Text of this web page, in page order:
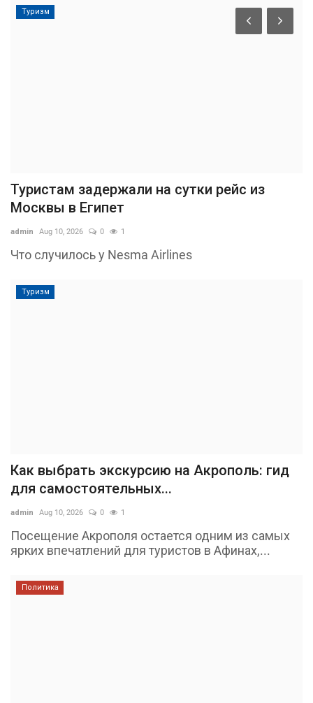
Туризм
Туристам задержали на сутки рейс из
Москвы в Египет
admin Aug 10, 2026 0 1
Что случилось у Nesma Airlines
Туризм
Как выбрать экскурсию на Акрополь: гид
для самостоятельных...
admin Aug 10, 2026 0 1
Посещение Акрополя остается одним из самых
ярких впечатлений для туристов в Афинах,...
Политика